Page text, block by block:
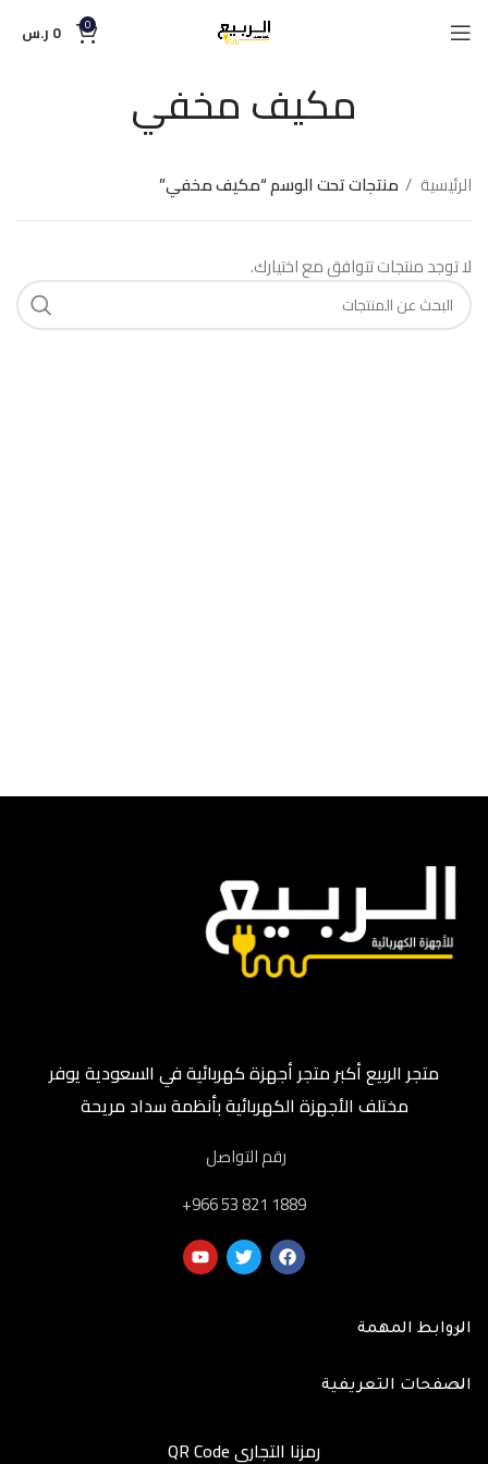
0
0 ر.س
مكيف مخفي
الرئيسية منتجات تحت الوسم “مكيف مخفي”
لا توجد منتجات تتوافق مع اختيارك.
متجر الربيع أكبر متجر أجهزة كهربائية في السعودية يوفر
مختلف الأجهزة الكهربائية بأنظمة سداد مريحة
رقم التواصل
‎+966 53 821 1889
الروابط المهمة
الصفحات التعريفية
رمزنا التجاري QR Code